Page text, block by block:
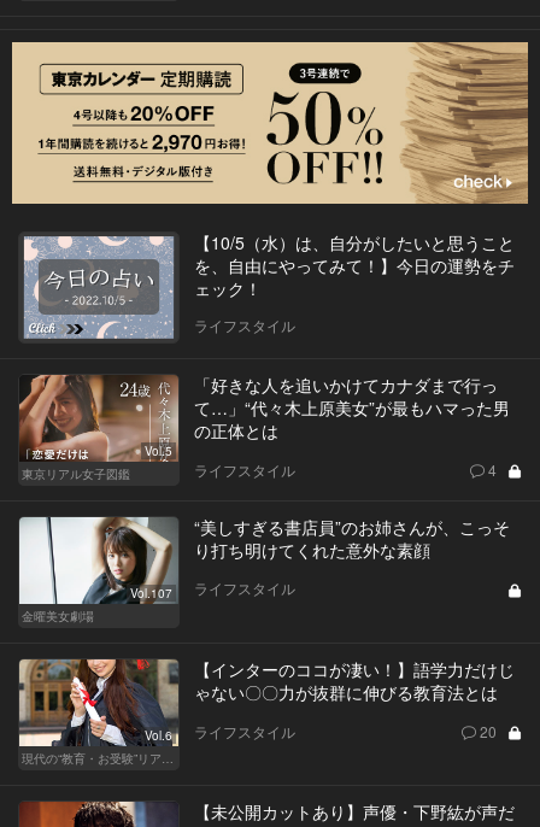
【10/5（水）は、自分がしたいと思うこと
を、自由にやってみて！】今日の運勢をチ
ェック！
ライフスタイル
Vol.5
東京リアル女子図鑑
「好きな人を追いかけてカナダまで行っ
て…」“代々木上原美女”が最もハマった男
の正体とは
ライフスタイル 4
Vol.107
金曜美女劇場
“美しすぎる書店員”のお姉さんが、こっそ
り打ち明けてくれた意外な素顔
ライフスタイル
Vol.6
現代の“教育・お受験”リアルドキュメント
【インターのココが凄い！】語学力だけじ
ゃない〇〇力が抜群に伸びる教育法とは
ライフスタイル 20
【未公開カットあり】声優・下野紘が声だ